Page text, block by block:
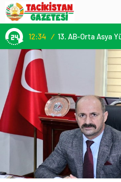
12:34 /